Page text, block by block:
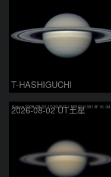
T-HASHIGUCHI
2026-08-02 UT土星